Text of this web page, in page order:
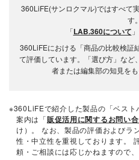
360LiFE(サンロクマル)ではすべて
す。
「LAB.360について
360LiFEにおける「商品の比較検証
て評価しています。「選び方」な
者または編集部の知見を
※360LiFEで紹介した製品の「ベス
案内は「販促活用に関するお問い
け）。 なお、製品の評価およびラ
性・中立性を重視しております。
頼・ご相談には応じかねますので